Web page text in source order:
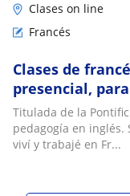
Clases on line
Francés
Clases de
presencial,
Profesora de la
Titulada de la
pedagogía en
viví y trabajé en Fr...